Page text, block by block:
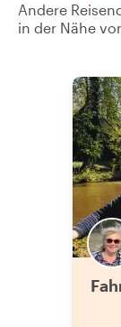
Andere
in der Nähe